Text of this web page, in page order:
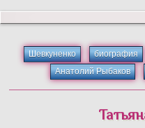
Шевкуненко биография
Анатолий Рыбаков